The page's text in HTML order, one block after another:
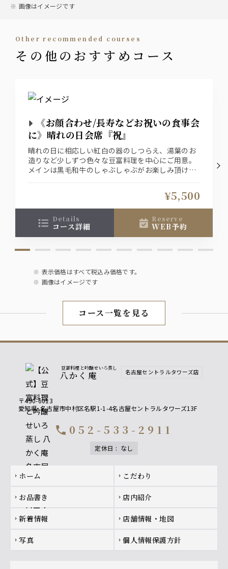
画像はイメージです
other recommended courses
その他のおすすめコース
《お顔合わせ/長寿などお祝いの食事会
に》晴れの日会席『祝』
晴れの日に相応しい紅白の器のしつらえ、湯葉のお
造りなど少しずつ色々な豆富料理を中心にご用意。
メインは黒毛和牛のしゃぶしゃぶがお楽しみ頂ける
¥5,500
details
コース詳細
reserve
WEB予約
表示価格はすべて税込み価格です。
画像はイメージです
コース一覧を見る
豆富料理と吟醸せいろ蒸し
八かく庵 名古屋セントラルタワーズ店
〒450-6013
愛知県 名古屋市中村区名駅1-1-4名古屋セントラルタワーズ13F
call 052-533-2911
定休日 : なし
Footer navigation
chevron_right ホーム chevron_right こだわり
chevron_right お品書き chevron_right 店内紹介
chevron_right 新着情報 chevron_right 店舗情報・地図
chevron_right 写真 chevron_right 個人情報保護方針